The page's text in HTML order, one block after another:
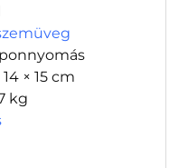
× 15 cm
kg